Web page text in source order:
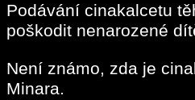
Podávání cinakalcetu
poškodit nenarozené
Není známo, zda je
Minara.